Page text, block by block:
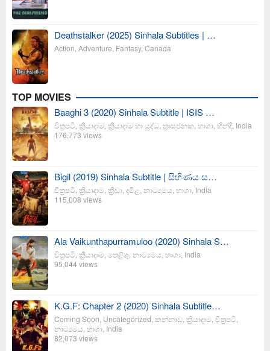
Deathstalker (2025) Sinhala Subtitles | …
Action Adventure Fantasy, Canada
TOP MOVIES
Baaghi 3 (2020) Sinhala Subtitle | ISIS …
චිත්‍රපටි ක්‍රියාදාම ක්‍රියාදාම හා යුද්ධ ත්‍රාසජනක භාශා හින්දි India
176,773 views
Bigil (2019) Sinhala Subtitle | සිහිණය ස…
චිත්‍රපටි ක්‍රියාදාම ක්‍රීඩා දමිළ නාට්‍යමය භාශා India
115,008 views
Ala Vaikunthapurramuloo (2020) Sinhala S…
චිත්‍රපටි ක්‍රියාදාම තෙළිගු නාට්‍යමය භාශා India
95,044 views
K.G.F: Chapter 2 (2020) Sinhala Subtitle…
Coming Soon Uncategorized කන්නාඩ ක්‍රියාදාම චිත්‍රපටි
නාට්‍යමය භාශා India
82,073 views